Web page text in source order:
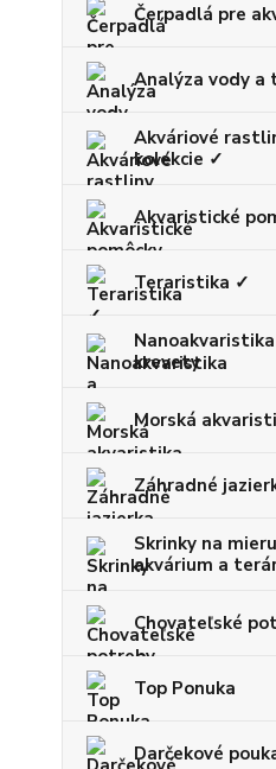
Čerpadlá pre
Analýza vody a
Akváriové
kolekcie ✓
Akvaristické
Teraristika ✓
krevety
Morská
Záhradné
Skrinky na
akvárium a
Chovateľské
Top Ponuka
Darčekové